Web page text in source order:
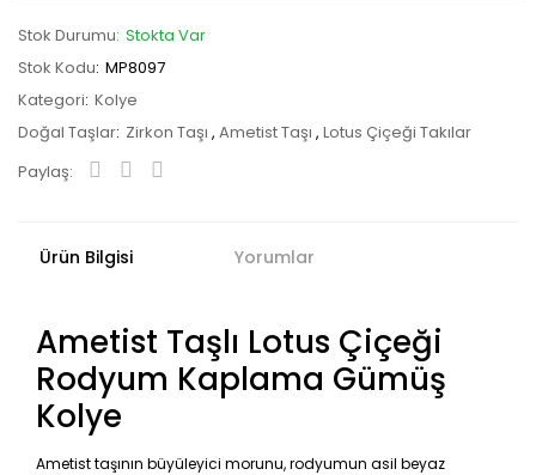
Stok Durumu Stokta Var
Stok Kodu MP8097
Kategori Kolye
Doğal Taşlar Zirkon Taşı , Ametist Taşı , Lotus Çiçeği Takılar
Paylaş:
Ürün Bilgisi Yorumlar
Ametist Taşlı Lotus Çiçeği
Rodyum Kaplama Gümüş
Kolye
Ametist taşının büyüleyici morunu, rodyumun asil beyaz